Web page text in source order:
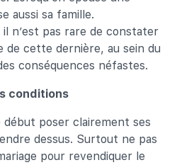
aussi sa famille.
n’est pas rare de constater
de cette dernière, au sein du
conséquences néfastes.
conditions
poser clairement ses
dessus. Surtout ne pas
pour revendiquer le